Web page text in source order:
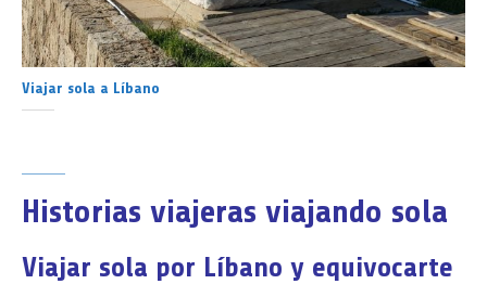
Viajar sola a Líbano
Historias viajeras viajando sola
Viajar sola por Líbano y equivocarte